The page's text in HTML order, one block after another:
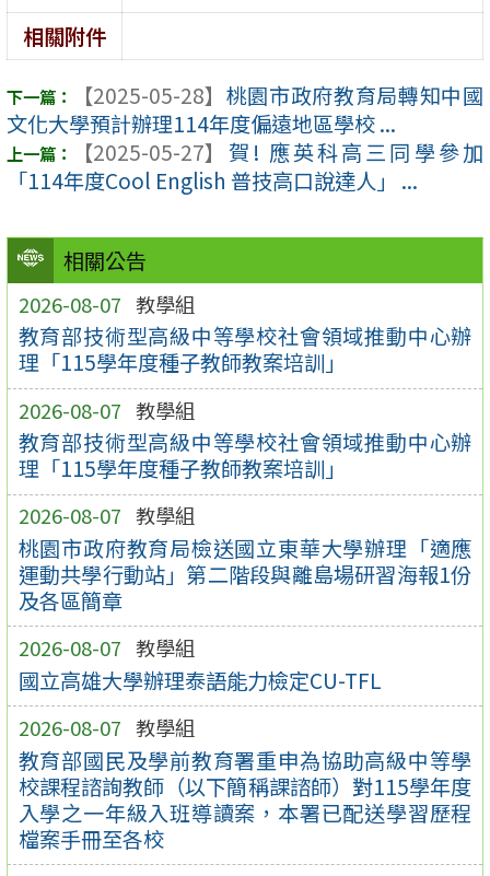
相關公告
2026-08-07 教學組
教育部技術型高級中等學校社會領域推動中心辦
理「115學年度種子教師教案培訓」
2026-08-07 教學組
教育部技術型高級中等學校社會領域推動中心辦
理「115學年度種子教師教案培訓」
2026-08-07 教學組
桃園市政府教育局檢送國立東華大學辦理「適應
運動共學行動站」第二階段與離島場研習海報1份
及各區簡章
2026-08-07 教學組
國立高雄大學辦理泰語能力檢定CU-TFL
2026-08-07 教學組
教育部國民及學前教育署重申為協助高級中等學
校課程諮詢教師（以下簡稱課諮師）對115學年度
入學之一年級入班導讀案，本署已配送學習歷程
檔案手冊至各校
相關附件
【2025-05-28】 桃園市政府教育局轉知中國
文化大學預計辦理114年度偏遠地區學校 ...
【2025-05-27】
賀! 應英科高三同學參加
「114年度Cool English 普技高口說達人」 ...